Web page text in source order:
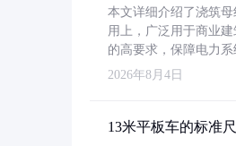
本文详细介绍了浇筑
用上，广泛用于商业
的高要求，保障电力系
2026年8月4日
13米平板车的标准